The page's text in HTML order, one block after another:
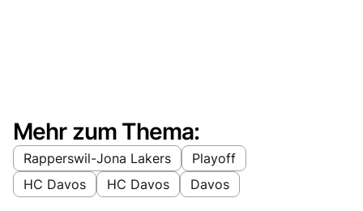
Mehr zum Thema:
Rapperswil-Jona Lakers
Playoff
HC Davos
HC Davos Davos